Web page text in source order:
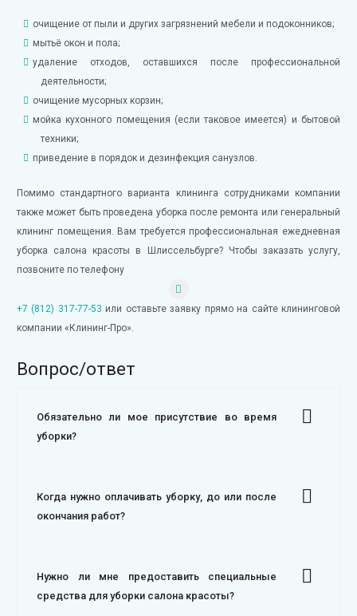
очищение от пыли и других загрязнений мебели и подоконников;
мытьё окон и пола;
удаление отходов, оставшихся после профессиональной
деятельности;
очищение мусорных корзин;
мойка кухонного помещения (если таковое имеется) и бытовой
техники;
приведение в порядок и дезинфекция санузлов.
Помимо стандартного варианта клининга сотрудниками компании
также может быть проведена уборка после ремонта или генеральный
клининг помещения. Вам требуется профессиональная ежедневная
уборка салона красоты в Шлиссельбурге? Чтобы заказать услугу,
позвоните по телефону
+7 (812) 317-77-53 или оставьте заявку прямо на сайте клининговой
компании «Клининг-Про».
Вопрос/ответ
Обязательно ли мое присутствие во время
уборки?
Когда нужно оплачивать уборку, до или после
окончания работ?
Нужно ли мне предоставить специальные
средства для уборки салона красоты?